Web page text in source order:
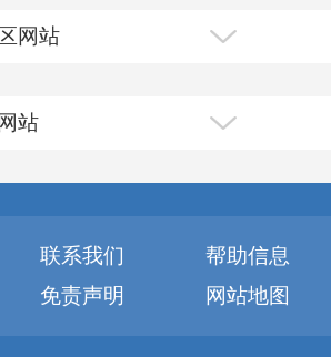
网站
站
联系我们
帮助信息
免责声明 网站地图